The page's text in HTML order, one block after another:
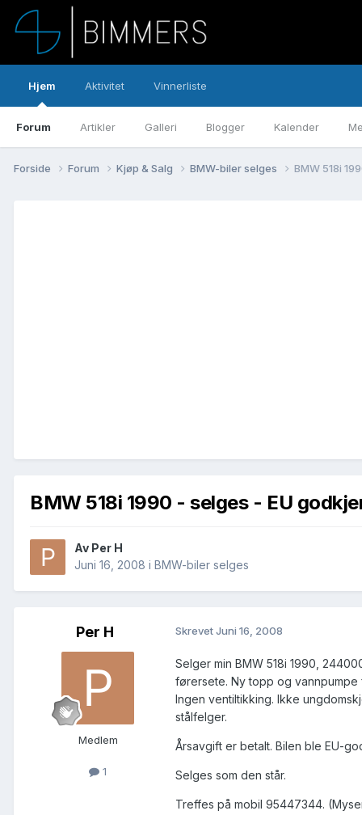
Hjem
Forum Artikler Galleri Blogger Kalender
Aktivitet Vinnerliste
Forside Forum Kjøp & Salg BMW-biler selges BMW 518i
BMW 518i 1990 - selges - EU
Av Per H
Juni 16, 2008 i BMW-biler selges
Per H
Medlem
1
SkrevetJuni 16, 2008
Selger min BMW 518i 1990,
førersete. Ny topp og
Ingen ventiltikking. Ikke
stålfelger.
Årsavgift er betalt. Bilen ble EU-
Selges som den står.
Treffes på mobil 95447344.